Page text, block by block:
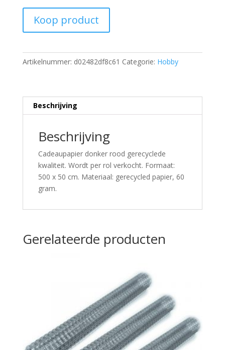
Koop product
Artikelnummer: d02482df8c61 Categorie: Hobby
Beschrijving
Beschrijving
Cadeaupapier donker rood gerecyclede
kwaliteit. Wordt per rol verkocht. Formaat:
500 x 50 cm. Materiaal: gerecycled papier, 60
gram.
Gerelateerde producten